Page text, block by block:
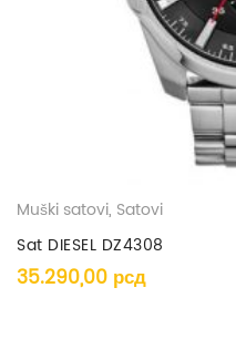
Muški satovi, Satovi
Sat DIESEL DZ4308
35.290,00 рсд